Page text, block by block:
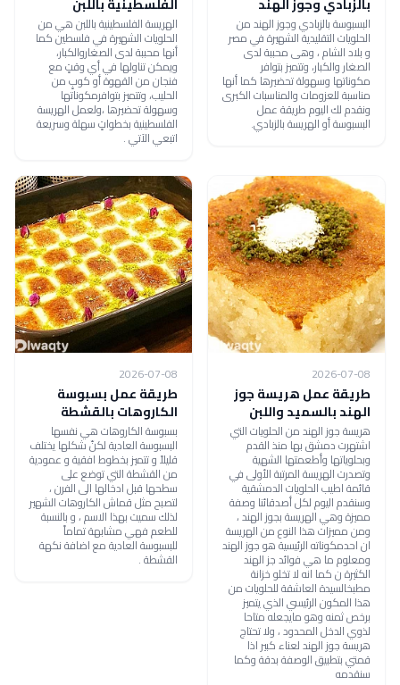
البسبوسة بالزبادي وجوز الهند من
الحلويات التقليدية الشهيرة في مصر
و بلاد الشام ، وهى محببة لدى
الصغار والكبار، وتتميز بتوافر
مكوناتها وسهولة تحضيرها كما أنها
مناسبة للعزومات والمناسبات الكبرى
ونقدم لك اليوم طريقة عمل
البسبوسة أو الهريسة بالزبادي.
الهريسة الفلسطينية باللبن هي من
الحلويات الشهيرة في فلسطين كما
أنها محببة لدى الصغاروالكبار،
ويمكن تناولها في أي وقتٍ مع
فنجان من القهوة أو كوبٍ من
الحليب، وتتميز بتوافرمكوناتها
وسهولة تحضيرها ،ولعمل الهريسة
الفلسطينية بخطواتٍ سهلة وسريعة
اتبعي الآتي .
2026-07-08
طريقة عمل هريسة جوز
الهند بالسميد واللبن
هريسة جوز الهند من الحلويات التي
اشتهرت دمشق بها منذ القدم
وبحلوياتها وأطعمتها الشهية
وتصدرت الهريسة المرتبة الأولى في
قائمة اطيب الحلويات الدمشقية
وسنقدم اليوم لكل أصدقائنا وصفة
مميزة وهي الهريسة بجوز الهند ،
ومن مميزات هذا النوع من الهريسة
ان احدمكوناته الرئيسية هو جوز الهند
ومعلوم ما هي فوائد جز الهند
الكثيرة ن كما انه لا تخلو خزانة
مطبخالسيدة العاشقة للحلويات من
هذا المكون الرئيسي الذي يتميز
برخص ثمنه وهو مايجعله متاحا
لذوي الدخل المحدود ، ولا تحتاج
هريسة جوز الهند لعناء كبير اذا
قمتي بتطبيق الوصفة بدقة وكما
سنقدمه
2026-07-08
طريقة عمل بسبوسة
الكاروهات بالقشطة
بسبوسة الكاروهات هي نفسها
البسبوسة العادية لكنّ شكلها يختلف
قليلاً و تتميز بخطوط افقية و عمودية
من القشطة التي توضع على
سطحها قبل ادخالها الى الفرن ،
لتصبح مثل قماش الكاروهات الشهير
لذلك سميت بهذا الاسم ، و بالنسبة
للطعم فهي مشابهة تماماً
للبسبوسة العادية مع اضافة نكهة
القشطة .